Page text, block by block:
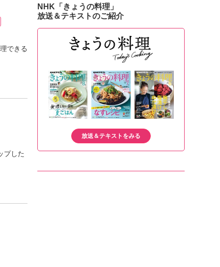
できる
プした
NHK「きょうの料理」
放送＆テキストのご紹介
放送＆テキストをみる